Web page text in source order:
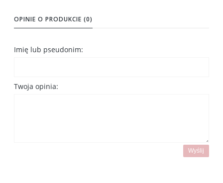
OPINIE O PRODUKCIE (0)
Imię lub pseudonim:
Twoja opinia:
Wyślij